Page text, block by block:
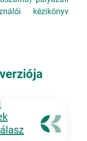
kézikönyv